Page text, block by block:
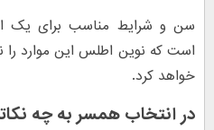
سن و شرایط مناسب برای یک
است که نوین اطلس این موارد را
خواهد کرد.
در انتخاب همسر به چه